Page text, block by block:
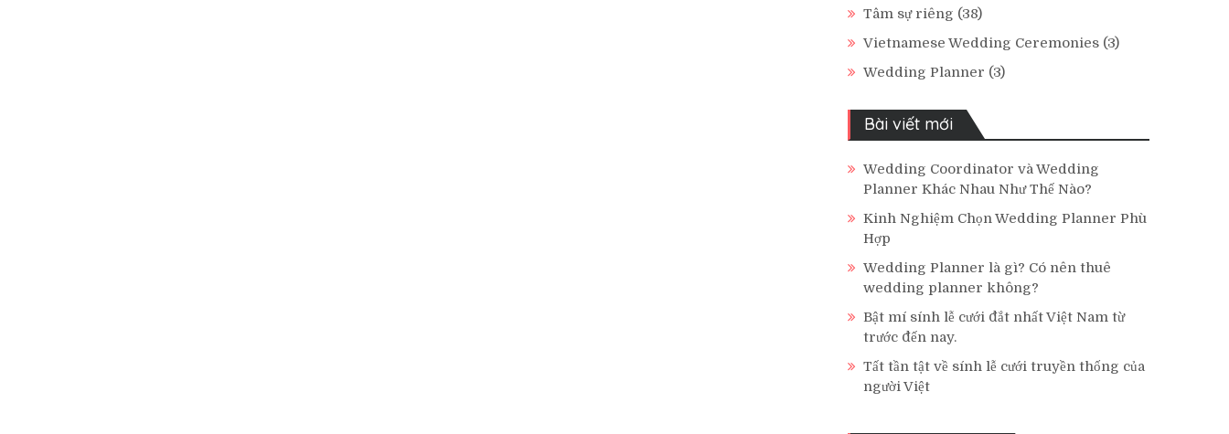
Tâm sự riêng (38)
Vietnamese Wedding Ceremonies (3)
Wedding Planner (3)
Bài viết mới
Wedding Coordinator và Wedding
Planner Khác Nhau Như Thế Nào?
Kinh Nghiệm Chọn Wedding Planner Phù
Hợp
Wedding Planner là gì? Có nên thuê
wedding planner không?
Bật mí sính lễ cưới đắt nhất Việt Nam từ
trước đến nay.
Tất tần tật về sính lễ cưới truyền thống của
người Việt